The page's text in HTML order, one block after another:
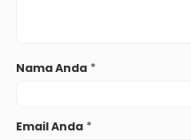
Nama Anda *
Email Anda *